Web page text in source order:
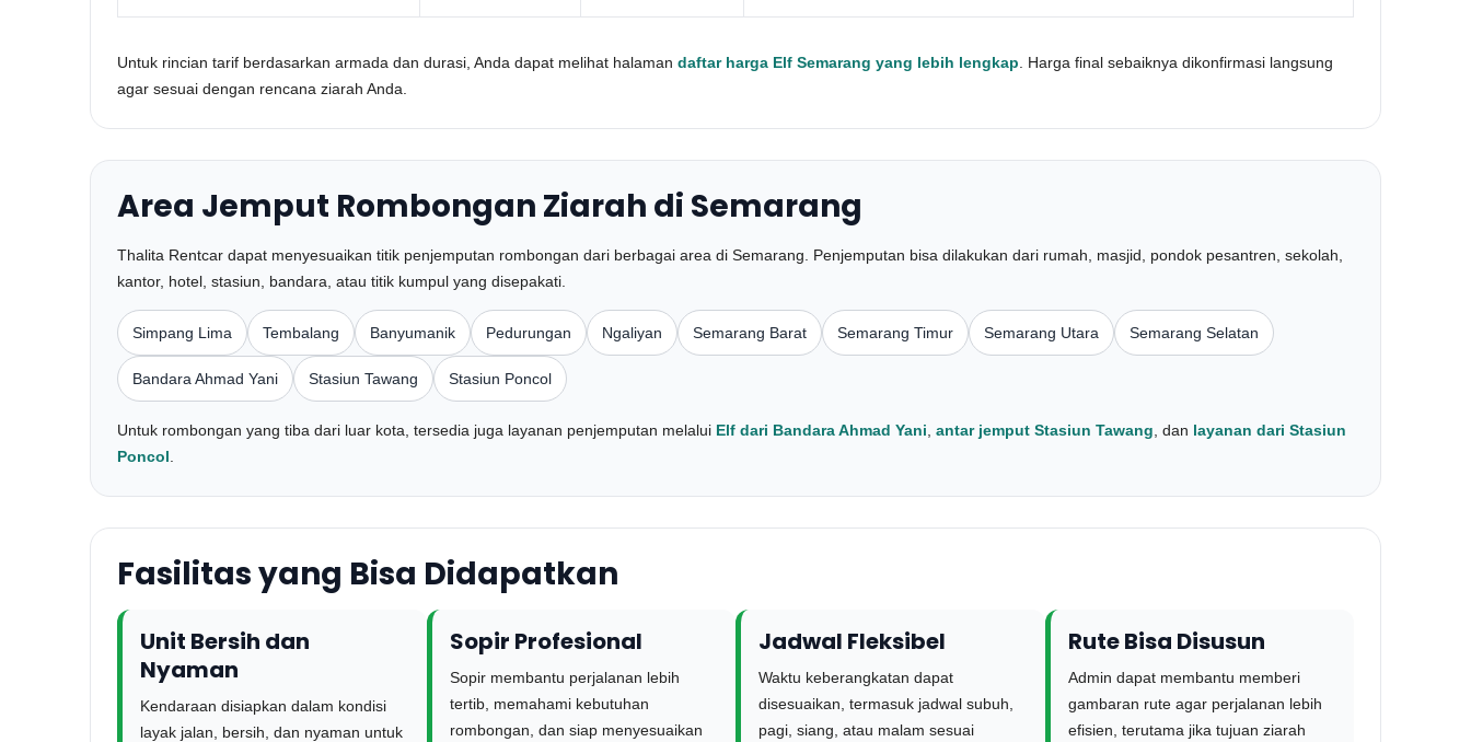
Untuk rincian tarif berdasarkan armada dan durasi, Anda dapat melihat halaman daftar harga Elf Semarang yang lebih lengkap . Harga final sebaiknya dikonfirmasi langsung
agar sesuai dengan rencana ziarah Anda.
Area Jemput Rombongan Ziarah di Semarang
Thalita Rentcar dapat menyesuaikan titik penjemputan rombongan dari berbagai area di Semarang. Penjemputan bisa dilakukan dari rumah, masjid, pondok pesantren, sekolah,
kantor, hotel, stasiun, bandara, atau titik kumpul yang disepakati.
Simpang Lima Tembalang Banyumanik Pedurungan Ngaliyan Semarang Barat Semarang Timur Semarang Utara Semarang Selatan
Bandara Ahmad Yani Stasiun Tawang Stasiun Poncol
Untuk rombongan yang tiba dari luar kota, tersedia juga layanan penjemputan melalui Elf dari Bandara Ahmad Yani antar jemput Stasiun Tawang , dan layanan dari Stasiun
Poncol
Fasilitas yang Bisa Didapatkan
Unit Bersih dan
Nyaman
Kendaraan disiapkan dalam kondisi
layak jalan, bersih, dan nyaman untuk
Sopir Profesional
Sopir membantu perjalanan lebih
tertib, memahami kebutuhan
rombongan, dan siap menyesuaikan
Jadwal Fleksibel
Waktu keberangkatan dapat
disesuaikan, termasuk jadwal subuh,
pagi, siang, atau malam sesuai
Rute Bisa Disusun
Admin dapat membantu memberi
gambaran rute agar perjalanan lebih
efisien, terutama jika tujuan ziarah